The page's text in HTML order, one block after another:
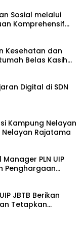
Sosial melalui
Komprehensif
Kesehatan dan
Belas Kasih
Digital di SDN
Kampung Nelayan
Rajatama
PLN UIP
Penghargaan
JBTB Berikan
Tetapkan